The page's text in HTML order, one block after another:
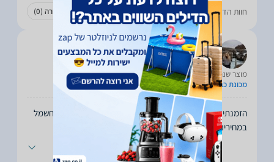
חוות הדעת עזרה לכם? עזרה לא עזרה (0)
sivan leibovich
20.07.2020
מוצר שנרכש:
מכונת כביסה Bosch 9 קילו
הזמנתי מכונת כביסה, שלצערי הגיעה עם סדק. התקשרתי לחשמל
במחירים וטל, נציגת השירות המדהימה, דאגה שאקבל